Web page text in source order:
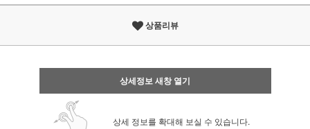
상품리뷰
상세정보 새창 열기
상세 정보를 확대해 보실 수 있습니다.